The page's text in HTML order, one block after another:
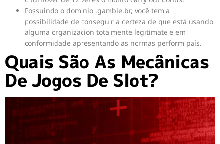
Possuindo o domínio .gamble.br, você tem a
possibilidade de conseguir a certeza de que está usando
alguma organizacion totalmente legitimate e em
conformidade apresentando as normas perform país.
Quais São As Mecânicas
De Jogos De Slot?